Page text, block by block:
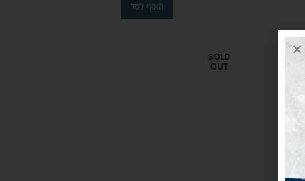
הוסף לסל
SOLD
OUT